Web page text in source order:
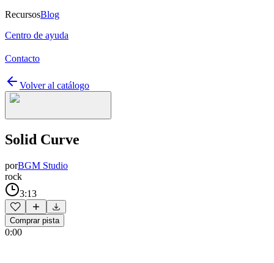
RecursosBlog
Centro de ayuda
Contacto
Volver al catálogo
Solid Curve
porBGM Studio
rock
3:13
Comprar pista
0:00